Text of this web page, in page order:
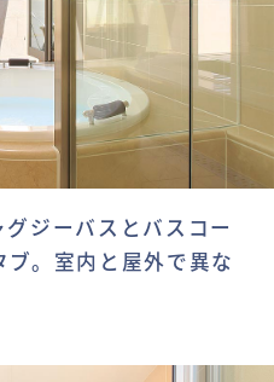
ジーバスとバスコー
ブ。室内と屋外で異な